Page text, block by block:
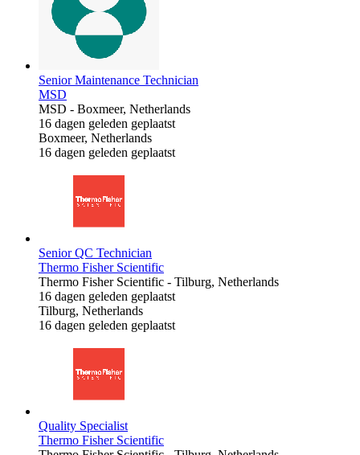
Senior Maintenance Technician
MSD
MSD - Boxmeer, Netherlands
16 dagen geleden geplaatst
Boxmeer, Netherlands
16 dagen geleden geplaatst
Senior QC Technician
Thermo Fisher Scientific
Thermo Fisher Scientific - Tilburg, Netherlands
16 dagen geleden geplaatst
Tilburg, Netherlands
16 dagen geleden geplaatst
Quality Specialist
Thermo Fisher Scientific